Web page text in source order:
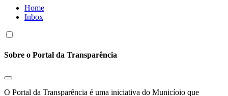
Home
Inbox
Sobre o Portal da Transparência
O Portal da Transparência é uma iniciativa do Municíoio que